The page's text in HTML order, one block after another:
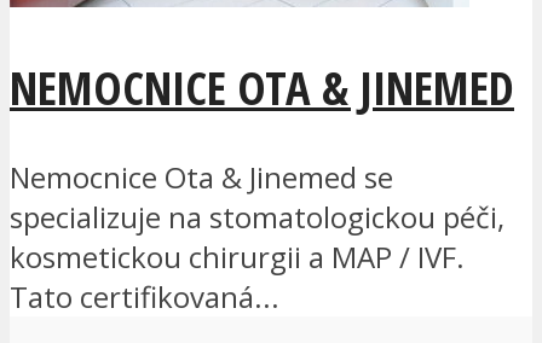
NEMOCNICE OTA & JINEMED
Nemocnice Ota & Jinemed se
specializuje na stomatologickou péči,
kosmetickou chirurgii a MAP / IVF.
Tato certifikovaná...